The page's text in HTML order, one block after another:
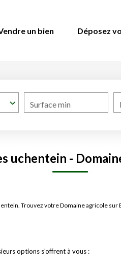
un bien Déposez
Surface min
uchentein -
Trouvez votre Domaine agricole
options s'offrent à vous :